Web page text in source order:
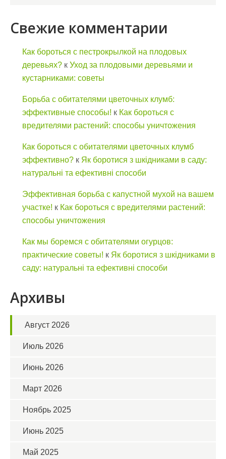
Свежие комментарии
Как бороться с пестрокрылкой на плодовых
деревьях? к Уход за плодовыми деревьями и
кустарниками: советы
Борьба с обитателями цветочных клумб:
эффективные способы! к Как бороться с
вредителями растений: способы уничтожения
Как бороться с обитателями цветочных клумб
эффективно? к Як боротися з шкідниками в саду:
натуральні та ефективні способи
Эффективная борьба с капустной мухой на вашем
участке! к Как бороться с вредителями растений:
способы уничтожения
Как мы боремся с обитателями огурцов:
практические советы! к Як боротися з шкідниками в
саду: натуральні та ефективні способи
Архивы
Август 2026
Июль 2026
Июнь 2026
Март 2026
Ноябрь 2025
Июнь 2025
Май 2025